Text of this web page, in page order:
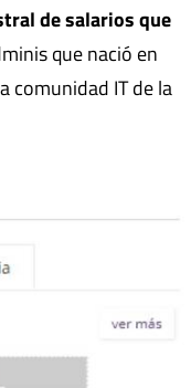
de salarios que
que nació en
comunidad IT de la